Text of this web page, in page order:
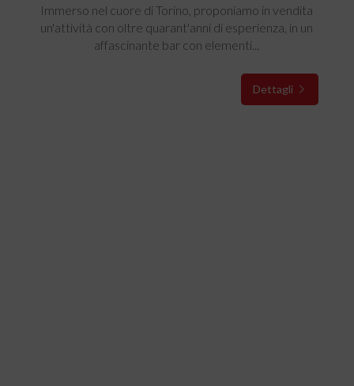
Immerso nel cuore di Torino, proponiamo in vendita
un'attività con oltre quarant'anni di esperienza, in un
affascinante bar con elementi...
Dettagli